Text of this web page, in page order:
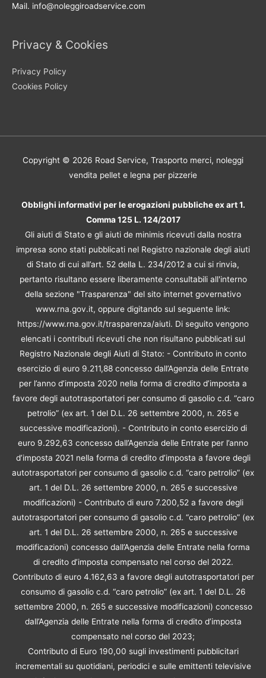
Mail. info@noleggiroadservice.com
Privacy & Cookies
Privacy Policy
Cookies Policy
Copyright © 2026 Road Service, Trasporto merci, noleggi
vendita pellet e legna per pizzerie
Obblighi informativi per le erogazioni pubbliche ex art 1.
Comma 125 L. 124/2017
Gli aiuti di Stato e gli aiuti de minimis ricevuti dalla nostra
impresa sono stati pubblicati nel Registro nazionale degli aiuti
di Stato di cui all’art. 52 della L. 234/2012 a cui si rinvia,
pertanto risultano essere liberamente consultabili all'interno
della sezione "Trasparenza" del sito internet governativo
www.rna.gov.it, oppure digitando sul seguente link:
https://www.rna.gov.it/trasparenza/aiuti. Di seguito vengono
elencati i contributi ricevuti che non risultano pubblicati sul
Registro Nazionale degli Aiuti di Stato: - Contributo in conto
esercizio di euro 9.211,88 concesso dall’Agenzia delle Entrate
per l’anno d’imposta 2020 nella forma di credito d’imposta a
favore degli autotrasportatori per consumo di gasolio c.d. “caro
petrolio” (ex art. 1 del D.L. 26 settembre 2000, n. 265 e
successive modificazioni). - Contributo in conto esercizio di
euro 9.292,63 concesso dall’Agenzia delle Entrate per l’anno
d’imposta 2021 nella forma di credito d’imposta a favore degli
autotrasportatori per consumo di gasolio c.d. “caro petrolio” (ex
art. 1 del D.L. 26 settembre 2000, n. 265 e successive
modificazioni) - Contributo di euro 7.200,52 a favore degli
autotrasportatori per consumo di gasolio c.d. “caro petrolio” (ex
art. 1 del D.L. 26 settembre 2000, n. 265 e successive
modificazioni) concesso dall’Agenzia delle Entrate nella forma
di credito d’imposta compensato nel corso del 2022.
Contributo di euro 4.162,63 a favore degli autotrasportatori per
consumo di gasolio c.d. “caro petrolio” (ex art. 1 del D.L. 26
settembre 2000, n. 265 e successive modificazioni) concesso
dall’Agenzia delle Entrate nella forma di credito d’imposta
compensato nel corso del 2023;
Contributo di Euro 190,00 sugli investimenti pubblicitari
incrementali su quotidiani, periodici e sulle emittenti televisive